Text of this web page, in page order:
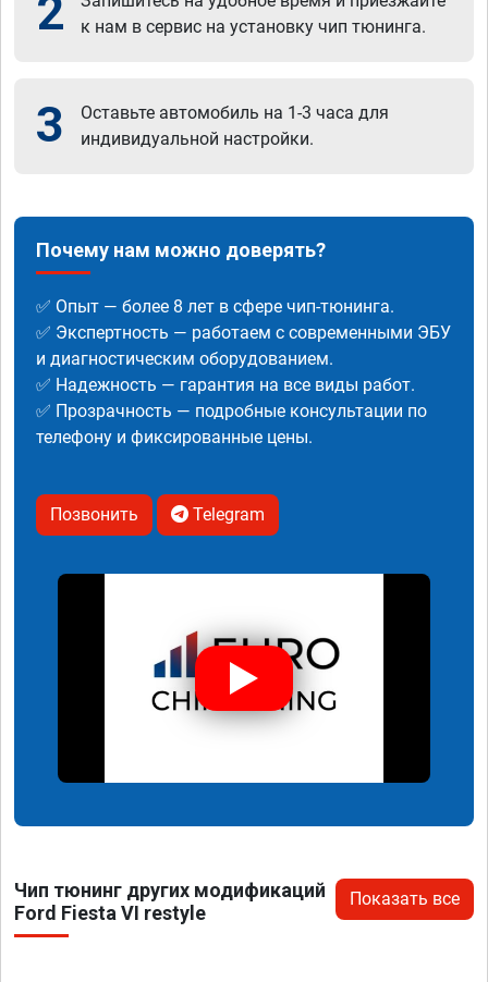
2
к нам в сервис на установку чип тюнинга.
3
Оставьте автомобиль на 1-3 часа для
индивидуальной настройки.
Почему нам можно доверять?
✅ Опыт — более 8 лет в сфере чип-тюнинга.
✅ Экспертность — работаем с современными ЭБУ
и диагностическим оборудованием.
✅ Надежность — гарантия на все виды работ.
✅ Прозрачность — подробные консультации по
телефону и фиксированные цены.
Позвонить Telegram
Чип тюнинг других модификаций
Ford Fiesta VI restyle
Показать все